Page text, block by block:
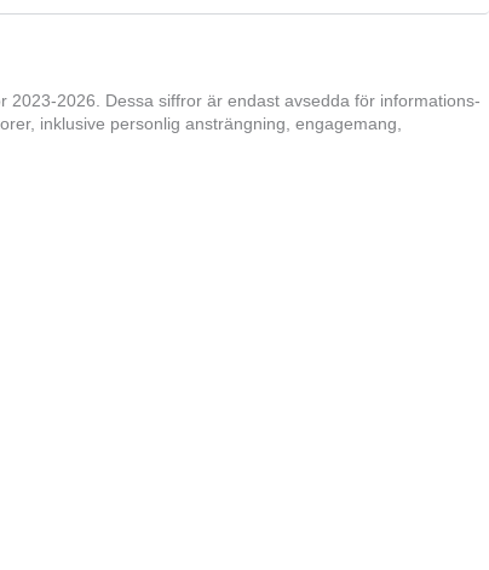
2026. Dessa siffror är endast avsedda för informations-
inklusive personlig ansträngning, engagemang,